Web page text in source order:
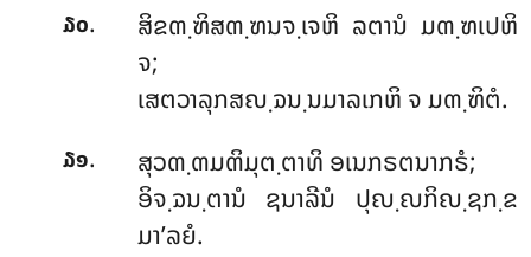
໓໐.
ສິຂຓ຺ຑິສຓ຺ຑນຈ຺ເຈຫິ ລຕານໍ ມຓ຺ຑເປຫິ
ຈ;
ເສຕວາລຸກສຎ຺ຉນ຺ນມາລເກຫິ ຈ ມຓ຺ຑິຕໍ.
໓໑.
ສຸວຓ຺ຓມຓິມຸຕ຺ຕາທິ ອເນກຣຕນາກຣໍ;
ອິຈ຺ຉນ຺ຕານໍ ຊນາລີນໍ ປຸຎ຺ຎກິຎ຺ຊກ຺ຂ
ມາ’ລຍໍ.